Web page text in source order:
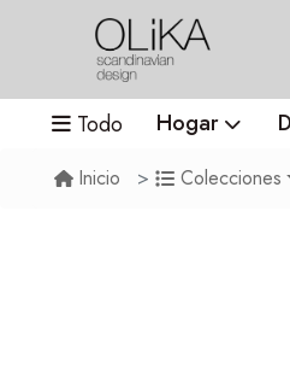
Todo Hogar
Inicio Colecciones